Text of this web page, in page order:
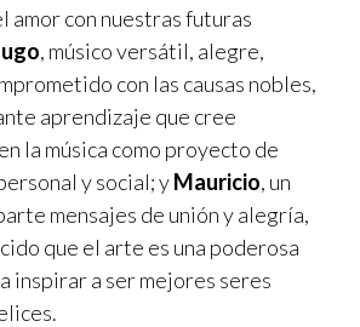
amor con nuestras futuras
, músico versátil, alegre,
con las causas nobles,
aprendizaje que cree
la música como proyecto de
y social; yMauricio, un
mensajes de unión y alegría,
que el arte es una poderosa
inspirar a ser mejores seres